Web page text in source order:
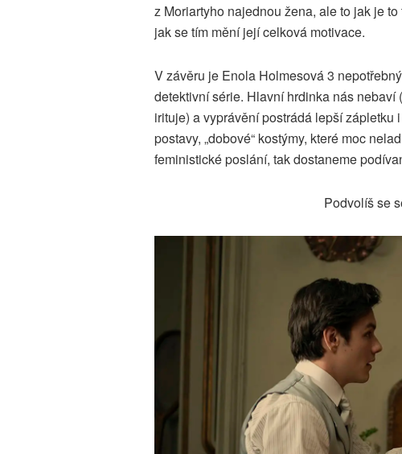
z Moriartyho najednou žena, ale to jak je
jak se tím mění její celková motivace.
V závěru je Enola Holmesová 3
detektivní série. Hlavní hrdinka nás
irituje) a vyprávění postrádá lepší
postavy, „dobové“ kostýmy, které moc
feministické poslání, tak dostaneme
Podvolíš se